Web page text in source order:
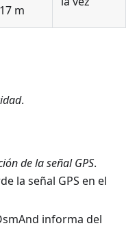
m
.
de la señal GPS.
la señal GPS en el
informa del